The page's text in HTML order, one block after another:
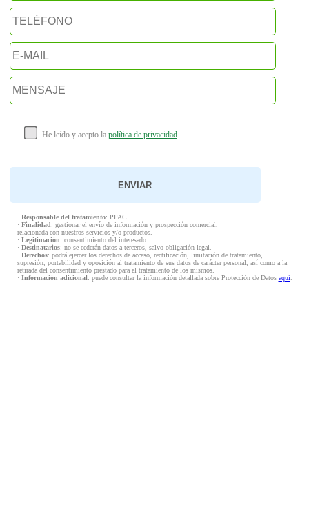
He leído y acepto la política de privacidad.
· Responsable del tratamiento: PPAC
· Finalidad: gestionar el envío de información y prospección comercial,
relacionada con nuestros servicios y/o productos.
· Legitimación: consentimiento del interesado.
· Destinatarios: no se cederán datos a terceros, salvo obligación legal.
· Derechos: podrá ejercer los derechos de acceso, rectificación, limitación de tratamiento,
supresión, portabilidad y oposición al tratamiento de sus datos de carácter personal, así como a la
retirada del consentimiento prestado para el tratamiento de los mismos.
· Información adicional: puede consultar la información detallada sobre Protección de Datos aquí.